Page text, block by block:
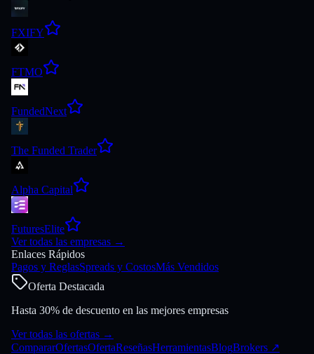
FXIFY
FTMO
FundedNext
The Funded Trader
Alpha Capital
FuturesElite
Ver todas las empresas →
Enlaces Rápidos
Pagos y ReglasSpreads y CostosMás Vendidos
Oferta Destacada
Hasta 30% de descuento en las mejores empresas
Ver todas las ofertas →
CompararOfertasOfertaReseñasHerramientasBlogBrokers ↗